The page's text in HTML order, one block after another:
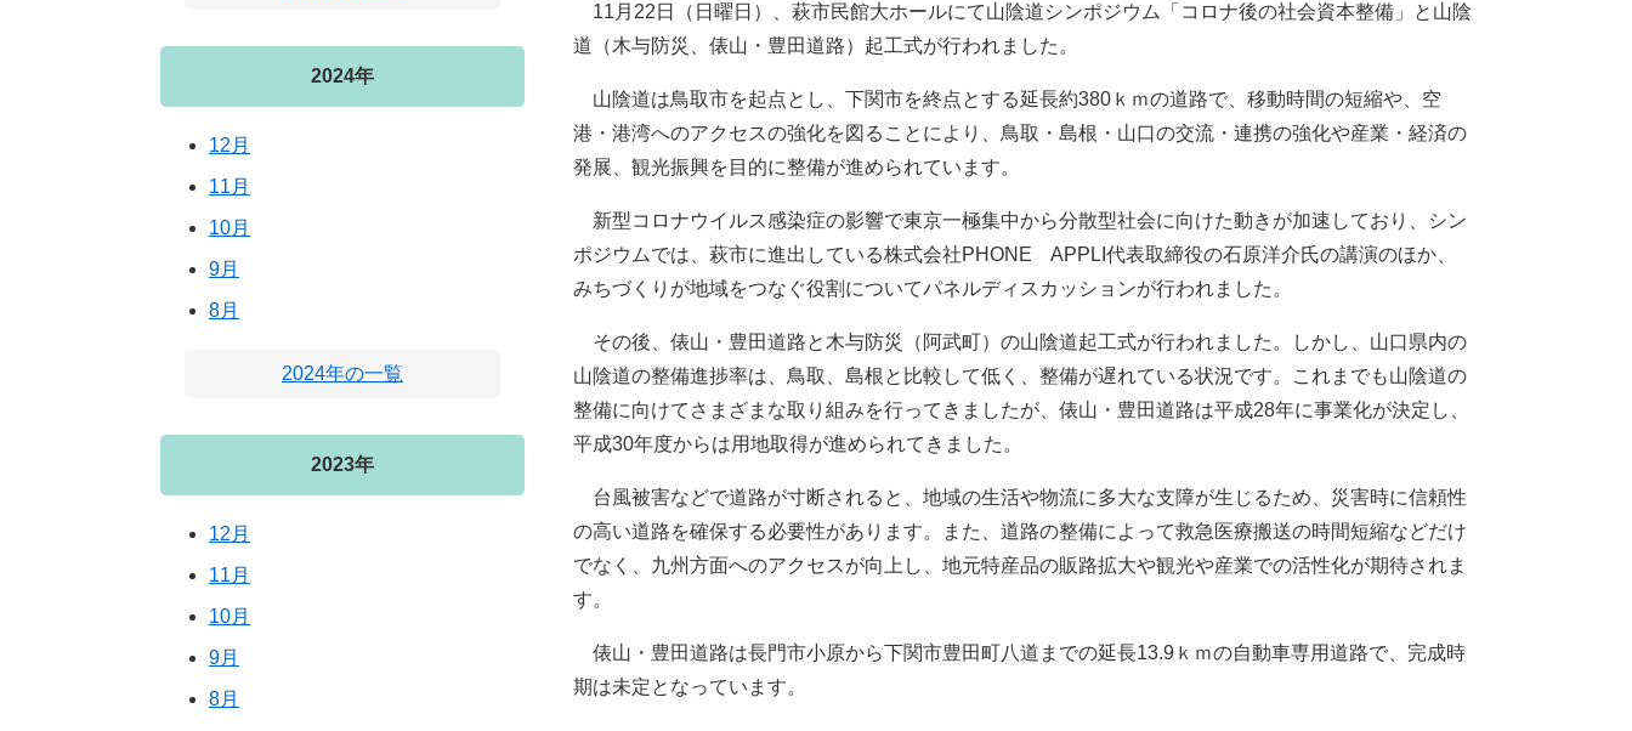
11月22日（日曜日）、萩市民館大ホールにて山陰道シンポジウム「コロナ後の社会資本整備」と山陰
道（木与防災、俵山・豊田道路）起工式が行われました。
山陰道は鳥取市を起点とし、下関市を終点とする延長約380ｋｍの道路で、移動時間の短縮や、空
港・港湾へのアクセスの強化を図ることにより、鳥取・島根・山口の交流・連携の強化や産業・経済の
発展、観光振興を目的に整備が進められています。
新型コロナウイルス感染症の影響で東京一極集中から分散型社会に向けた動きが加速しており、シン
ポジウムでは、萩市に進出している株式会社PHONE APPLI代表取締役の石原洋介氏の講演のほか、
みちづくりが地域をつなぐ役割についてパネルディスカッションが行われました。
その後、俵山・豊田道路と木与防災（阿武町）の山陰道起工式が行われました。しかし、山口県内の
山陰道の整備進捗率は、鳥取、島根と比較して低く、整備が遅れている状況です。これまでも山陰道の
整備に向けてさまざまな取り組みを行ってきましたが、俵山・豊田道路は平成28年に事業化が決定し、
平成30年度からは用地取得が進められてきました。
台風被害などで道路が寸断されると、地域の生活や物流に多大な支障が生じるため、災害時に信頼性
の高い道路を確保する必要性があります。また、道路の整備によって救急医療搬送の時間短縮などだけ
でなく、九州方面へのアクセスが向上し、地元特産品の販路拡大や観光や産業での活性化が期待されま
す。
俵山・豊田道路は長門市小原から下関市豊田町八道までの延長13.9ｋｍの自動車専用道路で、完成時
期は未定となっています。
2024年
12月
11月
10月
9月
8月
2024年の一覧
2023年
12月
11月
10月
9月
8月